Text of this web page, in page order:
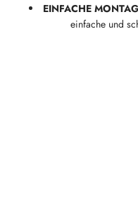
EINFACHE
einfache und